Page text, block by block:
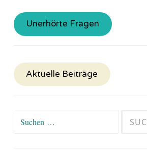
Unerhörte Fragen
Aktuelle Beiträge
Suchen